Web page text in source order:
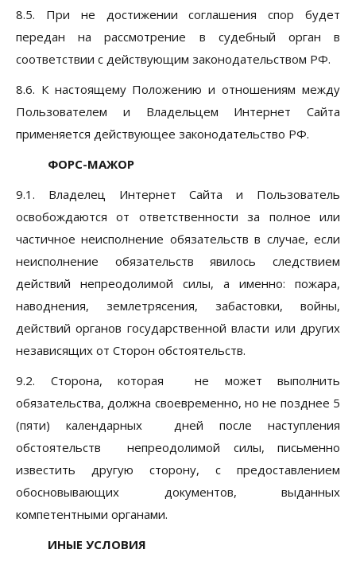
8.5. При не достижении соглашения спор будет
передан на рассмотрение в судебный орган в
соответствии с действующим законодательством РФ.
8.6. К настоящему Положению и отношениям между
Пользователем и Владельцем Интернет Сайта
применяется действующее законодательство РФ.
ФОРС-МАЖОР
9.1. Владелец Интернет Сайта и Пользователь
освобождаются от ответственности за полное или
частичное неисполнение обязательств в случае, если
неисполнение обязательств явилось следствием
действий непреодолимой силы, а именно: пожара,
наводнения, землетрясения, забастовки, войны,
действий органов государственной власти или других
независящих от Сторон обстоятельств.
9.2. Сторона, которая не может выполнить
обязательства, должна своевременно, но не позднее 5
(пяти) календарных дней после наступления
обстоятельств непреодолимой силы, письменно
известить другую сторону, с предоставлением
обосновывающих документов, выданных
компетентными органами.
ИНЫЕ УСЛОВИЯ